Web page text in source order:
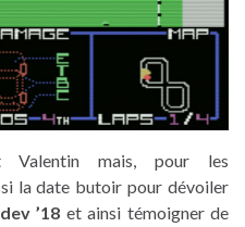
Valentin mais, pour les
la date butoir pour dévoiler
’18 et ainsi témoigner de